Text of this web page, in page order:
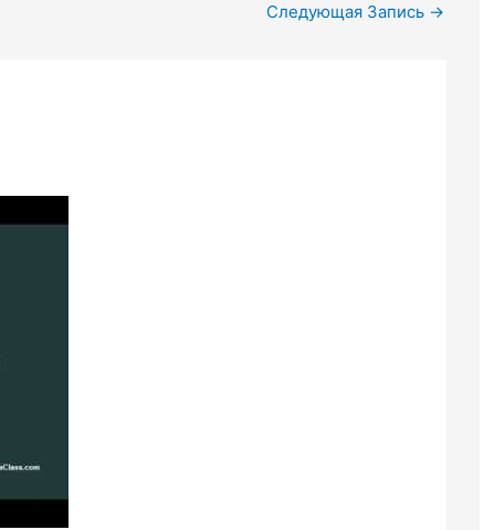
Следующая Запись →